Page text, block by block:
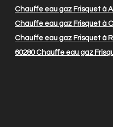
Chauffe eau gaz Frisquet à
Chauffe eau gaz Frisquet à
Chauffe eau gaz Frisquet à
60280Chauffe eau gaz